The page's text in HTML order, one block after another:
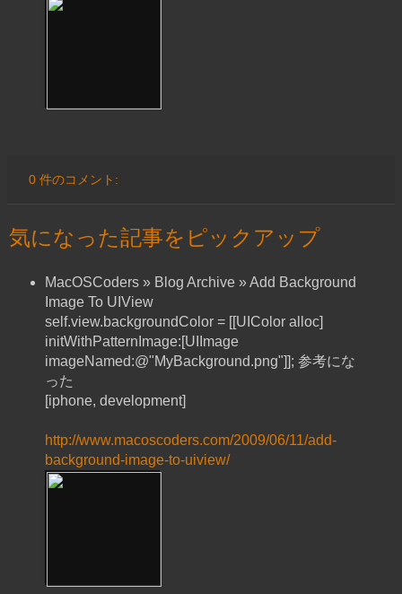
0 件のコメント:
気になった記事をピックアップ
MacOSCoders » Blog Archive » Add Background
Image To UIView
self.view.backgroundColor = [[UIColor alloc]
initWithPatternImage:[UIImage
imageNamed:@"MyBackground.png"]]; 参考にな
った
[iphone, development]
http://www.macoscoders.com/2009/06/11/add-
background-image-to-uiview/